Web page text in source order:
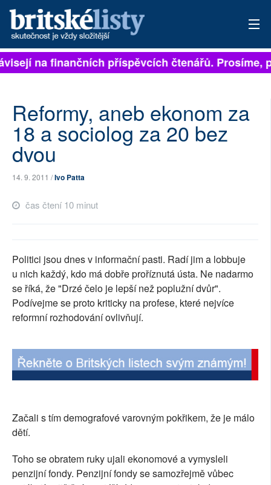
PŘIHLÁSIT
ARCHIV
ROZHOVORY
TÉMATA
NEJČTENĚJŠÍ ZA 7 DNÍ
PŘÍSPĚVKY NA PROVOZ
SOCIÁLNÍ SÍTĚ
RUBRIKY
na finančních příspěvcích čtenářů. Prosíme,
Reformy, aneb ekonom za
18 a sociolog za 20 bez
dvou
14. 9. 2011 /Ivo Patta
čas čtení 10 minut
Politici jsou dnes v informační pasti. Radí jim a lobbuje
u nich každý, kdo má dobře proříznutá ústa. Ne nadarmo
se říká, že "Drzé čelo je lepší než poplužní dvůr".
Podívejme se proto kriticky na profese, které nejvíce
reformní rozhodování ovlivňují.
Začali s tím demografové varovným pokřikem, že je málo
dětí.
Toho se obratem ruky ujali ekonomové a vymysleli
penzijní fondy. Penzijní fondy se samozřejmě vůbec